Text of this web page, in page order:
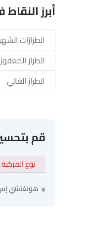
أبرز
الطرازات
الطراز
الطراز الغالي
قم
نوع المركبة
هونغتشي